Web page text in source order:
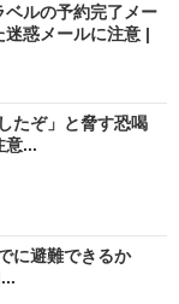
ベルの予約完了メー
迷惑メールに注意 |
たぞ」と脅す恐喝
意...
に避難できるか